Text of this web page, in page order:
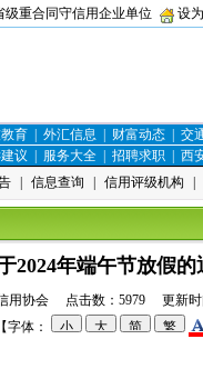
级重合同守信用企业单位 设
育 外汇信息 财富动态 交
议 服务大全 招聘求职 西
信息查询 信用评级机构
2024年端午节放假的
用协会 点击数：5979 更新时
【字体：